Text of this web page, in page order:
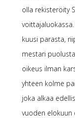
olla rekisteröity
kuusi parasta,
mestari
oikeus ilman
yhteen kolme
joka alkaa
vuoden elokuun